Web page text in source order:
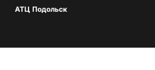
АТЦ Подольск